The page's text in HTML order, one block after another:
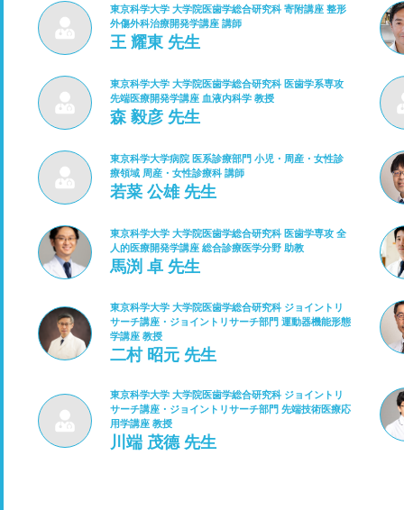
東京科学大学 大学院医歯学総合研究科 寄附講座 整形
外傷外科治療開発学講座 講師
王 耀東 先生
東京科学大学 大学院医歯学総合研究科 医歯学系専攻
先端医療開発学講座 血液内科学 教授
森 毅彦 先生
東京科学大学病院 医系診療部門 小児・周産・女性診
療領域 周産・女性診療科 講師
若菜 公雄 先生
東京科学大学 大学院医歯学総合研究科 医歯学専攻 全
人的医療開発学講座 総合診療医学分野 助教
馬渕 卓 先生
東京科学大学 大学院医歯学総合研究科 ジョイントリ
サーチ講座・ジョイントリサーチ部門 運動器機能形態
学講座 教授
二村 昭元 先生
東京科学大学 大学院医歯学総合研究科 ジョイントリ
サーチ講座・ジョイントリサーチ部門 先端技術医療応
用学講座 教授
川端 茂德 先生